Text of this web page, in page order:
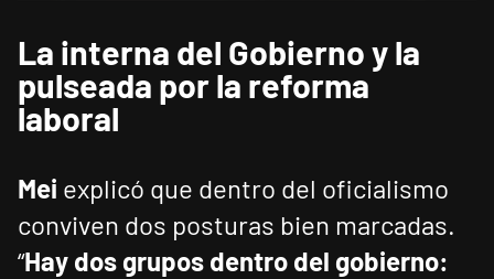
La interna del Gobierno y la
pulseada por la reforma
laboral
Mei explicó que dentro del oficialismo
conviven dos posturas bien marcadas.
“Hay dos grupos dentro del gobierno: